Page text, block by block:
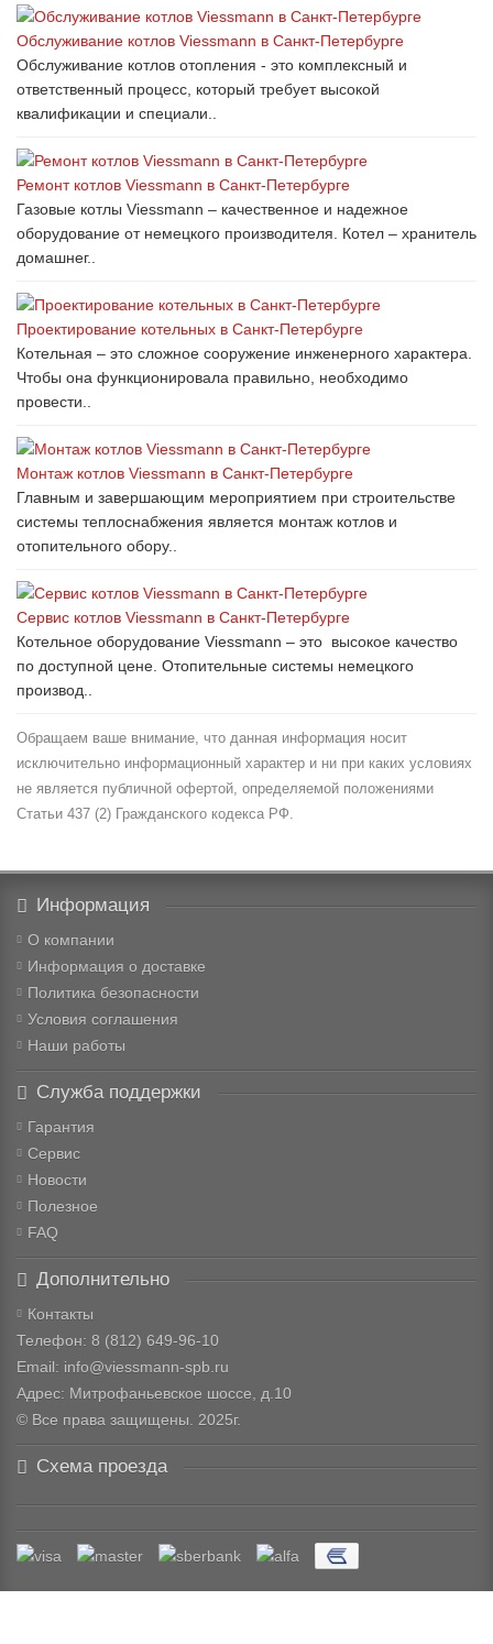
Обслуживание котлов Viessmann в Санкт-Петербурге
Обслуживание котлов отопления - это комплексный и
ответственный процесс, который требует высокой
квалификации и специали..
Ремонт котлов Viessmann в Санкт-Петербурге
Газовые котлы Viessmann – качественное и надежное
оборудование от немецкого производителя. Котел – хранитель
домашнег..
Проектирование котельных в Санкт-Петербурге
Котельная – это сложное сооружение инженерного характера.
Чтобы она функционировала правильно, необходимо
провести..
Монтаж котлов Viessmann в Санкт-Петербурге
Главным и завершающим мероприятием при строительстве
системы теплоснабжения является монтаж котлов и
отопительного обору..
Сервис котлов Viessmann в Санкт-Петербурге
Котельное оборудование Viessmann – это высокое качество
по доступной цене. Отопительные системы немецкого
производ..
Обращаем ваше внимание, что данная информация носит
исключительно информационный характер и ни при каких условиях
не является публичной офертой, определяемой положениями
Статьи 437 (2) Гражданского кодекса РФ.
Информация
О компании
Информация о доставке
Политика безопасности
Условия соглашения
Наши работы
Служба поддержки
Гарантия
Сервис
Новости
Полезное
FAQ
Дополнительно
Контакты
Телефон: 8 (812) 649-96-10
Email: info@viessmann-spb.ru
Адрес: Митрофаньевское шоссе, д.10
© Все права защищены. 2025г.
Схема проезда